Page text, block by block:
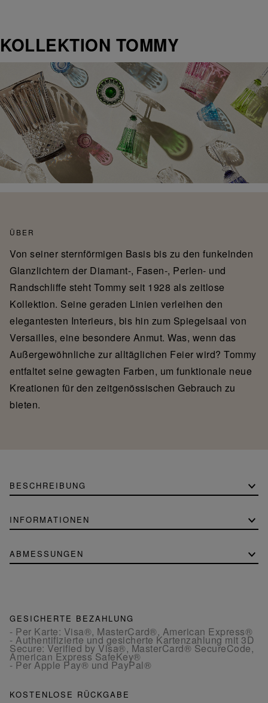
KOLLEKTION TOMMY
ÜBER
Von seiner sternförmigen Basis bis zu den funkelnden
Glanzlichtern der Diamant-, Fasen-, Perlen- und
Randschliffe steht Tommy seit 1928 als zeitlose
Kollektion. Seine geraden Linien verleihen den
elegantesten Interieurs, bis hin zum Spiegelsaal von
Versailles, eine besondere Anmut. Was, wenn das
Außergewöhnliche zur alltäglichen Feier wird? Tommy
entfaltet seine gewagten Farben, um funktionale neue
Kreationen für den zeitgenössischen Gebrauch zu
bieten.
BESCHREIBUNG
INFORMATIONEN
ABMESSUNGEN
GESICHERTE BEZAHLUNG
- Per Karte: Visa®, MasterCard®, American Express®
- Authentifizierte und gesicherte Kartenzahlung mit 3D
Secure: Verified by Visa®, MasterCard® SecureCode,
American Express SafeKey®
- Per Apple Pay® und PayPal®
KOSTENLOSE RÜCKGABE